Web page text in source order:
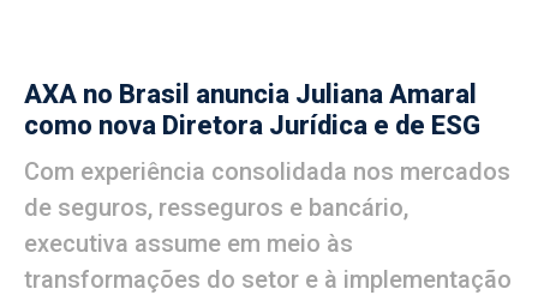
AXA no Brasil anuncia Juliana Amaral
como nova Diretora Jurídica e de ESG
Com experiência consolidada nos mercados
de seguros, resseguros e bancário,
executiva assume em meio às
transformações do setor e à implementação